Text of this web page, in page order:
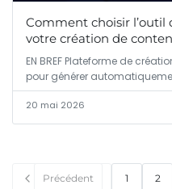
Comment choisir l’outil
votre création de
EN BREF Plateforme de
pour générer
20 mai 2026
Précédent 1 2